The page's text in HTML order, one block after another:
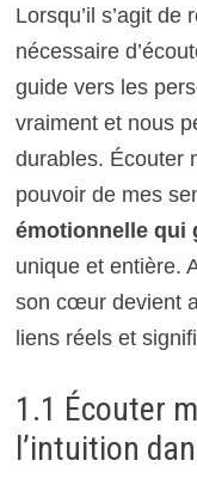
Lorsqu’il s’agit
nécessaire
guide vers les
vraiment et nous
durables. Écouter
pouvoir de mes
émotionnelle qui
unique et entière.
son cœur devient
liens réels et
1.1 Écouter
l’intuition